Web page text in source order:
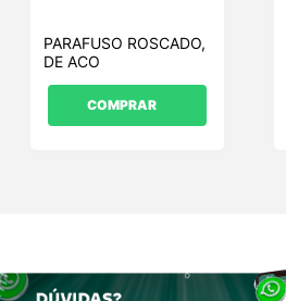
PARAFUSO ROSCADO,
DE ACO
COMPRAR